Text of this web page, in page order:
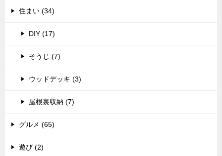
住まい (34)
DIY (17)
そうじ (7)
ウッドデッキ (3)
屋根裏収納 (7)
グルメ (65)
遊び (2)